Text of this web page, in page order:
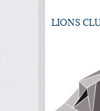
LIONS